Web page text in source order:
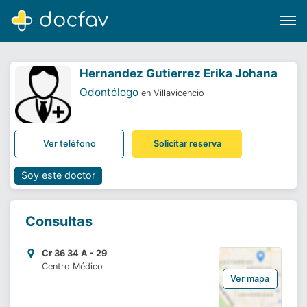
Software para clínicas
¿Eres un doctor?
Hernandez Gutierrez Erika Johana
Odontólogo en Villavicencio
Ver teléfono Solicitar reserva
Soy este doctor
Consultas
Cr 36 34 A - 29
Centro Médico
Ver mapa